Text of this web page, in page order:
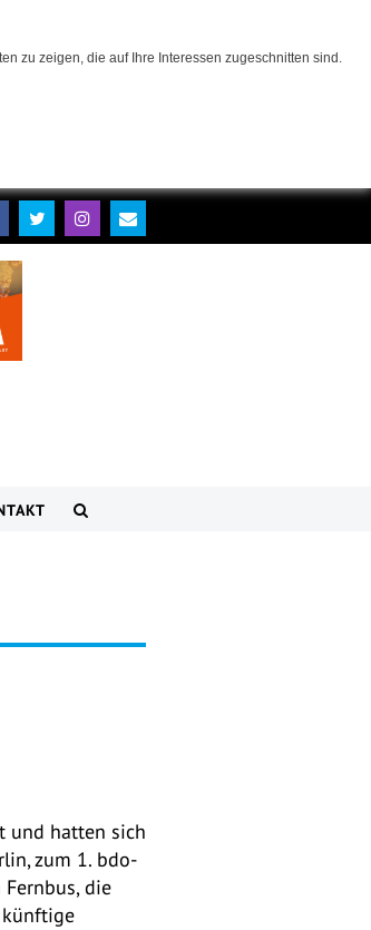
zu zeigen, die auf Ihre Interessen zugeschnitten sind.
und hatten sich
zum 1. bdo-
die